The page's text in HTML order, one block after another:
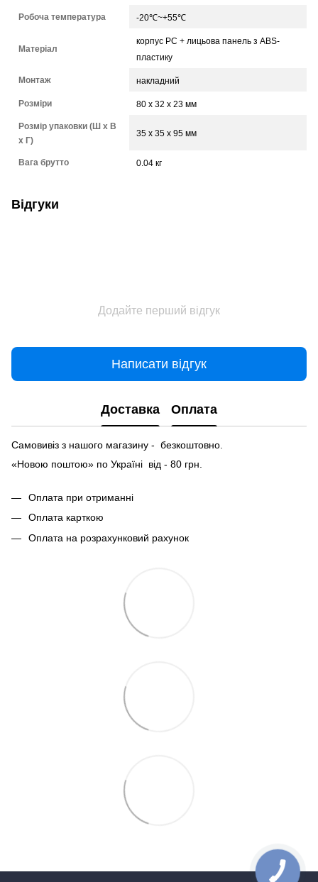
Робоча температура -20℃~+55℃
Матеріал
корпус PC + лицьова панель з ABS-
пластику
Монтаж накладний
Розміри 80 х 32 х 23 мм
Розмір упаковки (Ш х В
х Г)
35 x 35 x 95 мм
Вага брутто 0.04 кг
Відгуки
Додайте перший відгук
Написати відгук
Доставка Оплата
Самовивіз з нашого магазину - безкоштовно.
«Новою поштою» по Україні від - 80 грн.
Оплата при отриманні
Оплата карткою
Оплата на розрахунковий рахунок